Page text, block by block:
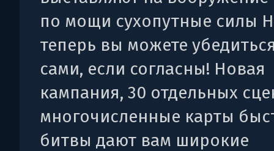
по мощи сухопутные силы
теперь вы можете
сами, если согласны! Новая
кампания, 30 отдельных
многочисленные карты
битвы дают вам широкие